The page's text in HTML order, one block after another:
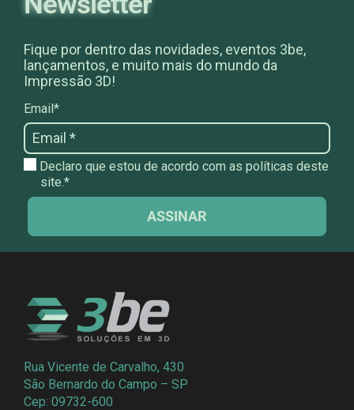
Fique por dentro das novidades, eventos 3be,
lançamentos, e muito mais do mundo da
Impressão 3D!
Email*
Declaro que estou de acordo com as políticas deste
site.*
ASSINAR
Rua Vicente de Carvalho, 430
São Bernardo do Campo – SP
Cep: 09732-600